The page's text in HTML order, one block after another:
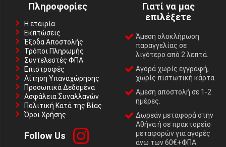
Πληροφορίες
Η εταιρία
Εκπτώσεις
Έξοδα Αποστολής
Τρόποι Πληρωμής
Συντελεστές ΦΠΑ
Επιστροφές
Αίτηση Υπαναχώρησης
Προσωπικά Δεδομένα
Ασφάλεια Συναλλαγών
Πολιτική Κατά της Βίας
Όροι Χρήσης
Follow Us
Γιατί να μας
επιλέξετε
Άμεση ολοκλήρωση
παραγγελίας σε
λιγότερο από 2 λεπτά.
Αγορά χωρίς εγγραφή,
χωρίς πιστωτική κάρτα.
Αμεση αποστολή σε 1-2
ημέρες.
Δωρεάν μεταφορά στην
Αθήνα ή σε πρακτορείο
μεταφορών για αγορές
άνω των 60€+ΦΠΑ.